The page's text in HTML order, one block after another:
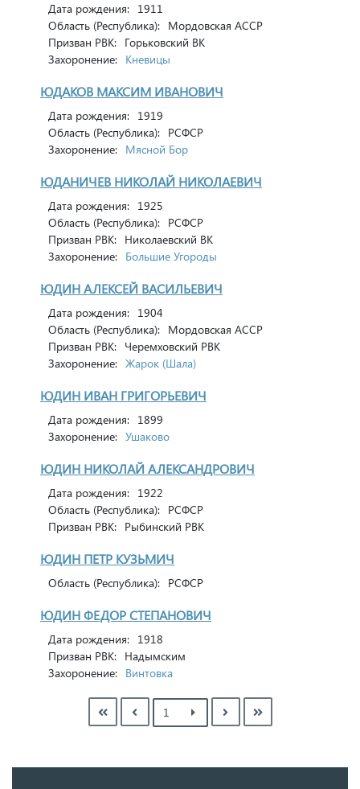
Дата рождения: 1911
Область (Республика): Мордовская АССР
Призван РВК: Горьковский ВК
Захоронение: Кневицы
ЮДАКОВ МАКСИМ ИВАНОВИЧ
Дата рождения: 1919
Область (Республика): РСФСР
Захоронение: Мясной Бор
ЮДАНИЧЕВ НИКОЛАЙ НИКОЛАЕВИЧ
Дата рождения: 1925
Область (Республика): РСФСР
Призван РВК: Николаевский ВК
Захоронение: Большие Угороды
ЮДИН АЛЕКСЕЙ ВАСИЛЬЕВИЧ
Дата рождения: 1904
Область (Республика): Мордовская АССР
Призван РВК: Черемховский РВК
Захоронение: Жарок (Шала)
ЮДИН ИВАН ГРИГОРЬЕВИЧ
Дата рождения: 1899
Захоронение: Ушаково
ЮДИН НИКОЛАЙ АЛЕКСАНДРОВИЧ
Дата рождения: 1922
Область (Республика): РСФСР
Призван РВК: Рыбинский РВК
ЮДИН ПЕТР КУЗЬМИЧ
Область (Республика): РСФСР
ЮДИН ФЕДОР СТЕПАНОВИЧ
Дата рождения: 1918
Призван РВК: Надымским
Захоронение: Винтовка